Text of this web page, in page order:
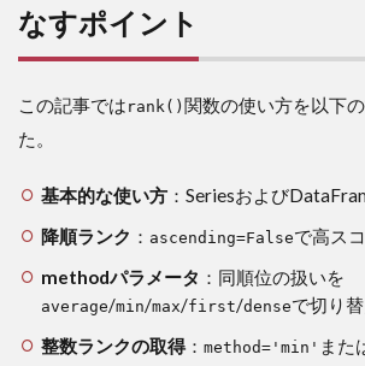
なすポイント
この記事では rank() 関数の使い方を以下
た。
基本的な使い方：Seriesおよび
降順ランク ： ascending=Falseで高ス
methodパラメータ ：同順位の扱いを
average/min/max/first/denseで切り
整数ランクの取得： method='min' また